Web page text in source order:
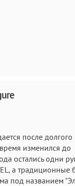
после долгого
изменился до
остались одни
а традиционные
под названием